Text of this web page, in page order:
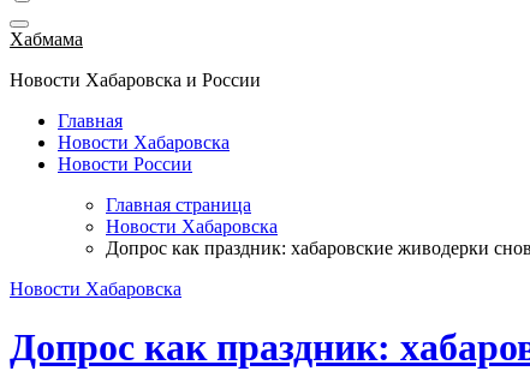
Хабмама
Новости Хабаровска и России
Главная
Новости Хабаровска
Новости России
Главная страница
Новости Хабаровска
Допрос как праздник: хабаровские живодерки
Новости Хабаровска
Допрос как праздник: